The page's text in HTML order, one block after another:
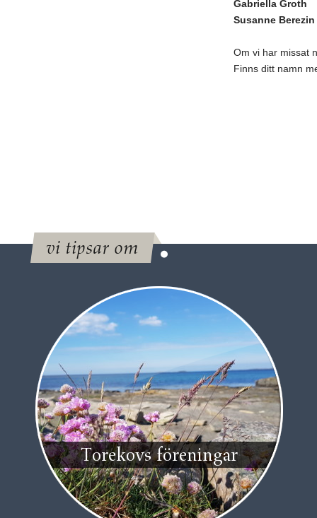
Gabriella Groth
Susanne Berezin
Om vi har missat
Finns ditt namn
vi tipsar om
Torekovs föreningar